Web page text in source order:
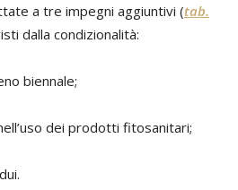
a tre impegni aggiuntivi (tab.
dalla condizionalità:
biennale;
dei prodotti fitosanitari;